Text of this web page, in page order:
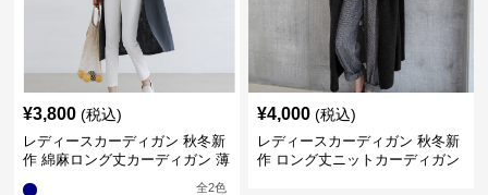
¥3,800 (税込)
レディースカーディガン 秋冬新
作 綿麻ロング丈カーディガン 薄
全2色
¥4,000 (税込)
レディースカーディガン 秋冬新
作 ロング丈ニットカーディガン